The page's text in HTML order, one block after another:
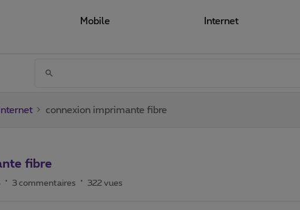
Mobile Internet
Internet connexion imprimante fibre
fibre
3 commentaires 322 vues